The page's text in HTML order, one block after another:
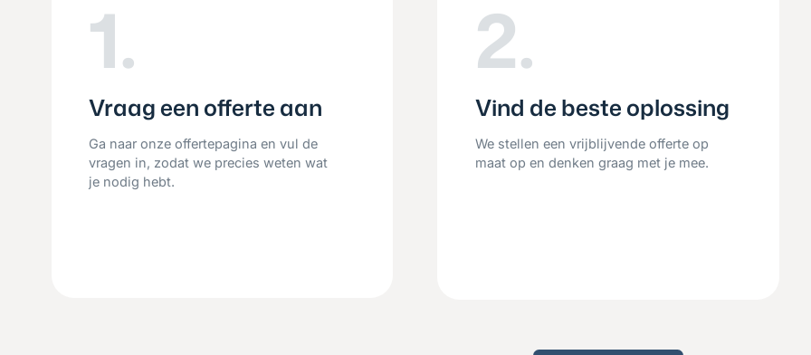
1.
Vraag een offerte aan
Ga naar onze offertepagina en vul de
vragen in, zodat we precies weten wat
je nodig hebt.
2.
Vind de beste oplossing
We stellen een vrijblijvende offerte op
maat op en denken graag met je mee.